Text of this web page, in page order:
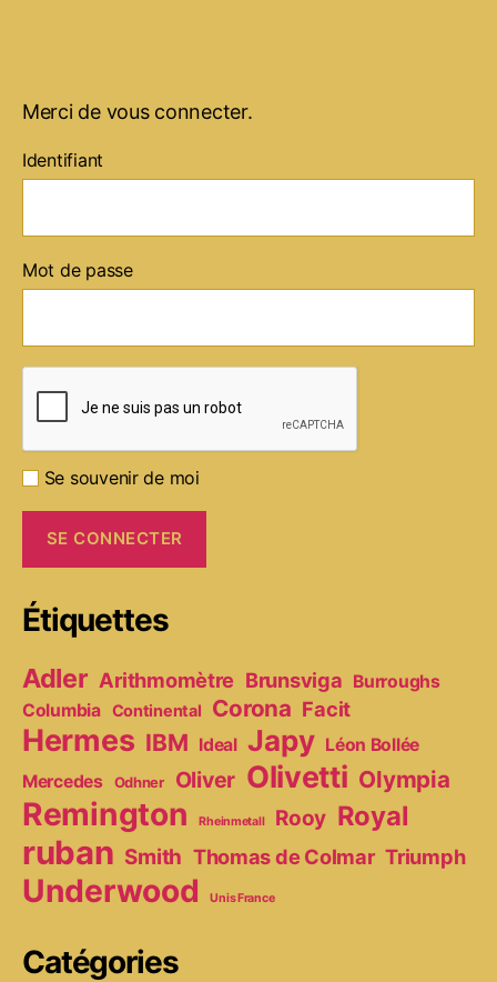
Merci de vous connecter.
Identifiant
Mot de passe
Se souvenir de moi
Étiquettes
Adler Arithmomètre Brunsviga Burroughs
Columbia Continental Corona Facit
Hermes IBM Ideal Japy Léon Bollée
Mercedes
Odhner Oliver Olivetti Olympia
Remington Rheinmetall Rooy Royal
ruban Smith Thomas de Colmar Triumph
Underwood Unis France
Catégories